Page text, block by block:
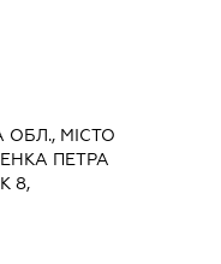
ОБЛ., МІСТО
ПЕТРА
8,